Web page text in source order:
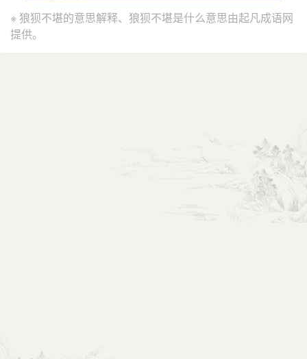
※ 狼狈不堪的意思解释、狼狈不堪是什么意思由起凡成语网
提供。